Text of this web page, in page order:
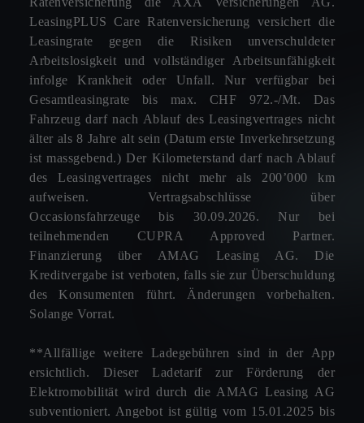
LeasingPLUS Care Ratenversicherung versichert die
Leasingrate gegen die Risiken unverschuldeter
Arbeitslosigkeit und vollständiger Arbeitsunfähigkeit
infolge Krankheit oder Unfall. Nur verfügbar bei
Gesamtleasingrate bis max. CHF 972.-/Mt. Das
Fahrzeug darf nach Ablauf des Leasingvertrages nicht
älter als 8 Jahre alt sein (Datum erste Inverkehrsetzung
ist massgebend.) Der Kilometerstand darf nach Ablauf
des Leasingvertrages nicht mehr als 200’000 km
aufweisen. Vertragsabschlüsse über
Occasionsfahrzeuge bis 30.09.2026. Nur bei
teilnehmenden CUPRA Approved Partner.
Finanzierung über AMAG Leasing AG. Die
Kreditvergabe ist verboten, falls sie zur Überschuldung
des Konsumenten führt. Änderungen vorbehalten.
Solange Vorrat.
**Allfällige weitere Ladegebühren sind in der App
ersichtlich. Dieser Ladetarif zur Förderung der
Elektromobilität wird durch die AMAG Leasing AG
subventioniert. Angebot ist gültig vom 15.01.2025 bis